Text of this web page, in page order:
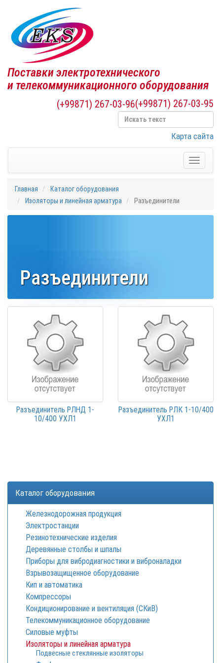
Поставки электротехнического
и телекоммуникационного оборудования
(+99871) 267-03-95
(+99871) 267-03-96
Карта сайта
Toggle
Главная
Каталог оборудования
Изоляторы и линейная арматура
Разъединители
Разъединители
Разъединитель РЛНД 1-
10/400 УХЛ1
Разъединитель РЛК 1-10/400
УХЛ1
Каталог оборудования
Железнодорожная продукция
Электростанции
Резинотехнические изделия
Деревянные столбы и шпалы
Приборы для вибродиагностики и виброналадки
Взрывозащищенное оборудование
Кип и автоматика
Компрессоры
Кондиционирование и вентиляция (СКиВ)
Телекоммуникационное оборудование
Силовые муфты
Изоляторы и линейная арматура
Подвесные стеклянные изоляторы